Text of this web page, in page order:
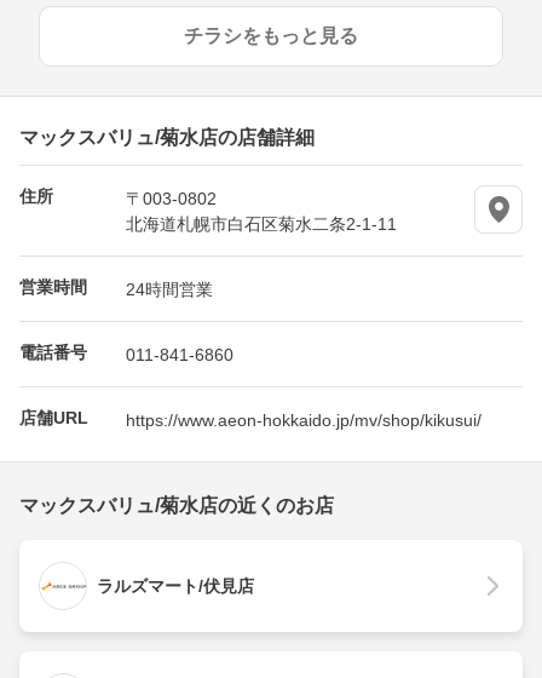
チラシをもっと見る
マックスバリュ/菊水店の店舗詳細
住所
〒003-0802
北海道札幌市白石区菊水二条2-1-11
営業時間 24時間営業
電話番号 011-841-6860
店舗URL https://www.aeon-hokkaido.jp/mv/shop/kikusui/
マックスバリュ/菊水店の近くのお店
ラルズマート/伏見店